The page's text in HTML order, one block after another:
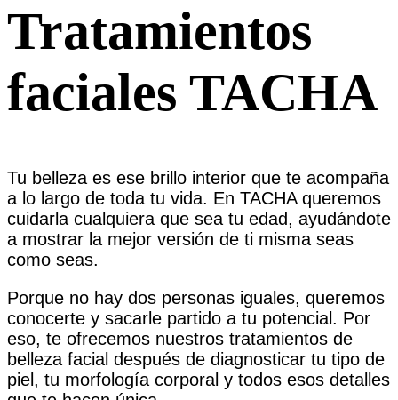
Tratamientos
faciales TACHA
Tu belleza es ese brillo interior que te acompaña
a lo largo de toda tu vida. En TACHA queremos
cuidarla cualquiera que sea tu edad, ayudándote
a mostrar la mejor versión de ti misma seas
como seas.
Porque no hay dos personas iguales, queremos
conocerte y sacarle partido a tu potencial. Por
eso, te ofrecemos nuestros tratamientos de
belleza facial después de diagnosticar tu tipo de
piel, tu morfología corporal y todos esos detalles